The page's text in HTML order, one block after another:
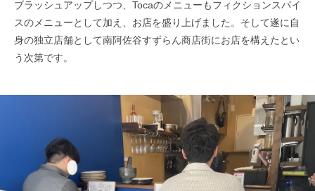
ブラッシュアップしつつ、Tocaのメニューもフィクションスパイ
スのメニューとして加え、お店を盛り上げました。そして遂に自
身の独立店舗として南阿佐谷すずらん商店街にお店を構えたとい
う次第です。